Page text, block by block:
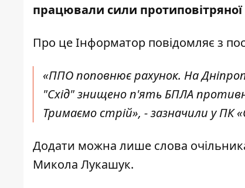
працювали сили
Про це Інформатор повідомляє з
«ППО поповнює рахунок. На
"Схід" знищено п'ять БПЛА
Тримаємо стрій», - зазначили у ПК
Додати можна лише слова
Микола Лукашук.